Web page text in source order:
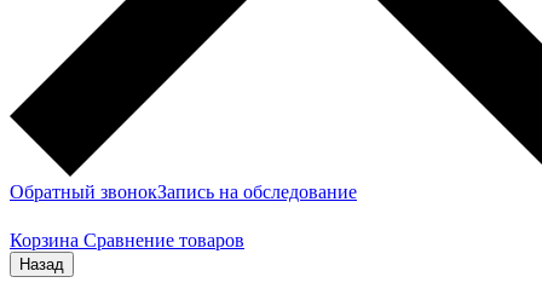
Обратный звонокЗапись на обследование
Корзина Сравнение товаров
Назад